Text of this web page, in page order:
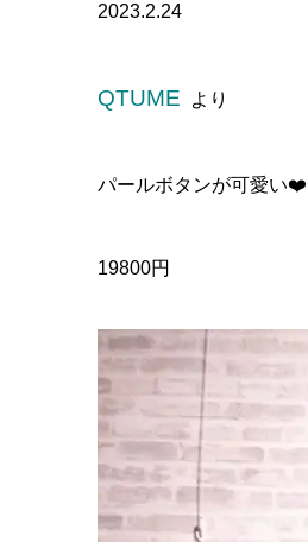
2023.2.24
QTUME より
パールボタンが可愛い
19800円